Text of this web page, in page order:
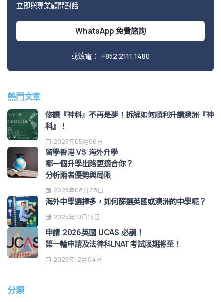
立即與專業顧問對話
WhatsApp 免費諮詢
或致電： +852 2111 1480
熱門文章
修讀『神科』不再是夢！拆解如何順利升讀澳洲『神
科』！
2025年05月06日
留學香港 VS 海外升學
哪一個升學出路更適合你？
分析兩者優勢與局限
2025年08月28日
海外中學選擇多，如何篩選英國或澳洲的中學呢？
2025年10月15日
申請 2026英國 UCAS 必讀！
第一輪申請及法律科LNAT考試限期將至！
2025年12月04日
分類